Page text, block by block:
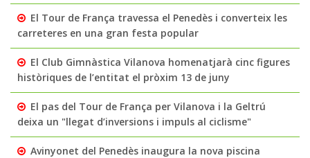
El Tour de França travessa el Penedès i converteix les
carreteres en una gran festa popular
El Club Gimnàstica Vilanova homenatjarà cinc figures
històriques de l’entitat el pròxim 13 de juny
El pas del Tour de França per Vilanova i la Geltrú
deixa un "llegat d’inversions i impuls al ciclisme"
Avinyonet del Penedès inaugura la nova piscina